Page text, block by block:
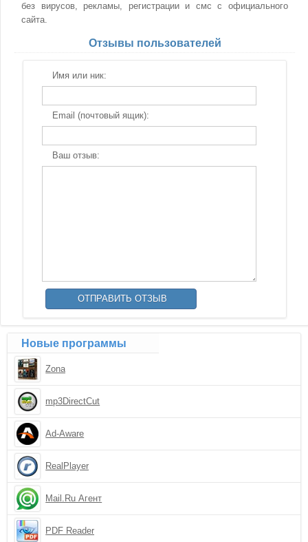
без вирусов, рекламы, регистрации и смс с официального
сайта.
Отзывы пользователей
Имя или ник:
Email (почтовый ящик):
Ваш отзыв:
Новые программы
Zona
mp3DirectCut
Ad-Aware
RealPlayer
Mail.Ru Агент
PDF Reader